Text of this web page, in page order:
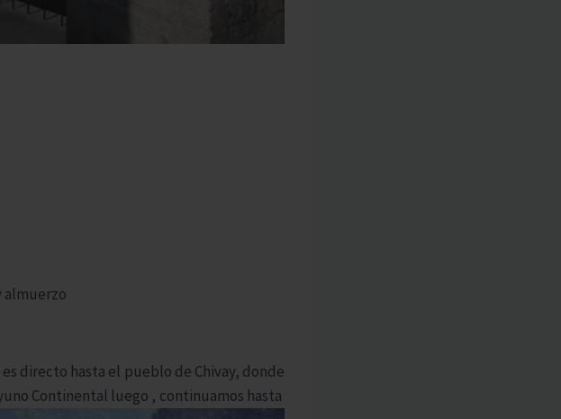
almuerzo
directo hasta el pueblo de Chivay, donde
Continental luego , continuamos hasta